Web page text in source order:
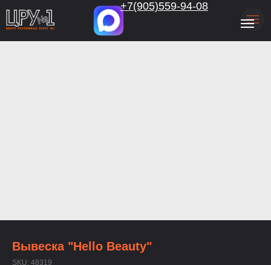
+7(905)559-94-08
Вывеска "Hello Beauty"
SKU: 48319